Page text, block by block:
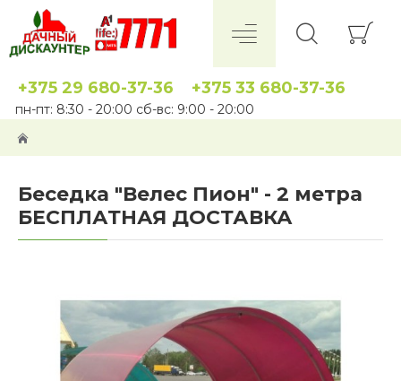
+375 29 680-37-36 +375 33 680-37-36
пн-пт: 8:30 - 20:00 сб-вс: 9:00 - 20:00
Беседка "Велес Пион" - 2 метра
БЕСПЛАТНАЯ ДОСТАВКА